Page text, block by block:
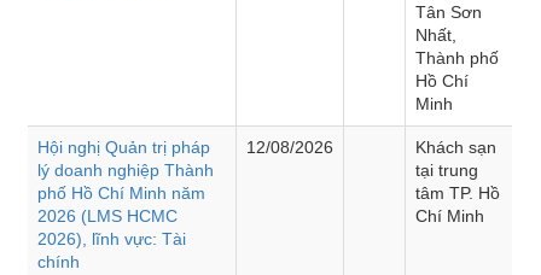
Tân Sơn
Nhất,
Thành phố
Hồ Chí
Minh
Hội nghị Quản trị pháp
lý doanh nghiệp Thành
phố Hồ Chí Minh năm
2026 (LMS HCMC
2026), lĩnh vực: Tài
chính
12/08/2026
Khách sạn
tại trung
tâm TP. Hồ
Chí Minh